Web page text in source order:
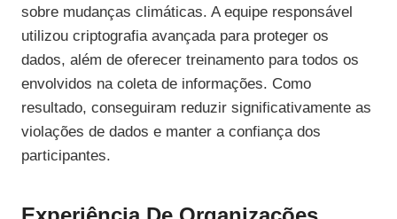
sobre mudanças climáticas. A equipe responsável
utilizou criptografia avançada para proteger os
dados, além de oferecer treinamento para todos os
envolvidos na coleta de informações. Como
resultado, conseguiram reduzir significativamente as
violações de dados e manter a confiança dos
participantes.